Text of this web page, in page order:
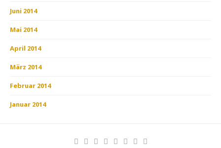
Juni 2014
Mai 2014
April 2014
März 2014
Februar 2014
Januar 2014